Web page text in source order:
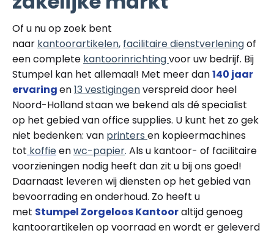
Of u nu op zoek bent
naar kantoorartikelen, facilitaire dienstverleningof
een complete kantoorinrichtingvoor uw bedrijf. Bij
Stumpel kan het allemaal! Met meer dan140 jaar
ervaringen13 vestigingenverspreid door heel
Noord-Holland staan we bekend als dé specialist
op het gebied van office supplies. U kunt het zo gek
niet bedenken: van printers en kopieermachines
tot koffieenwc-papier. Als u kantoor- of facilitaire
voorzieningen nodig heeft dan zit u bij ons goed!
Daarnaast leveren wij diensten op het gebied van
bevoorrading en onderhoud. Zo heeft u
met Stumpel Zorgeloos Kantooraltijd genoeg
kantoorartikelen op voorraad en wordt er geleverd